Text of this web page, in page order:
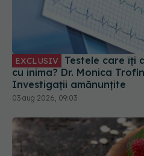
EXCLUSIV Testele care îți arată dacă ai probleme
cu inima? Dr. Monica
Investigații amănunțite
03 aug 2026, 09:03